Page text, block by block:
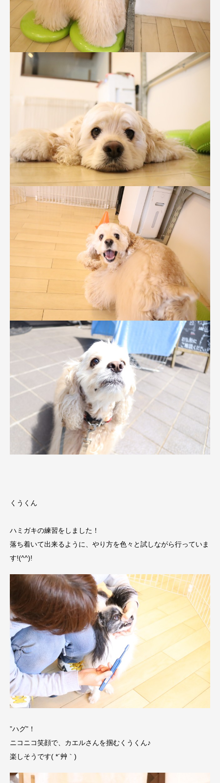
くうくん
ハミガキの練習をしました！
落ち着いて出来るように、やり方を色々と試しながら行っていま
す!(^^)!
”ハグ”！
ニコニコ笑顔で、カエルさんを掴むくうくん♪
楽しそうです( *´艸｀)